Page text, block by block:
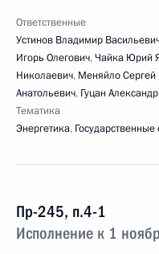
Ответственные
Устинов Владимир
Игорь Олегович,Чайка Юрий
Николаевич, Меняйло Сергей
Анатольевич, Гуцан
Тематика
Энергетика,
Пр-245, п.4-1
Исполнение к 1